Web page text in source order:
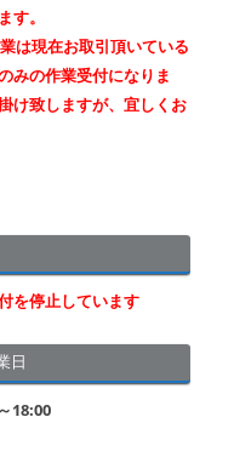
す。
は現在お取引頂いている
みの作業受付になりま
け致しますが、宜しくお
を停止しています
日
18:00